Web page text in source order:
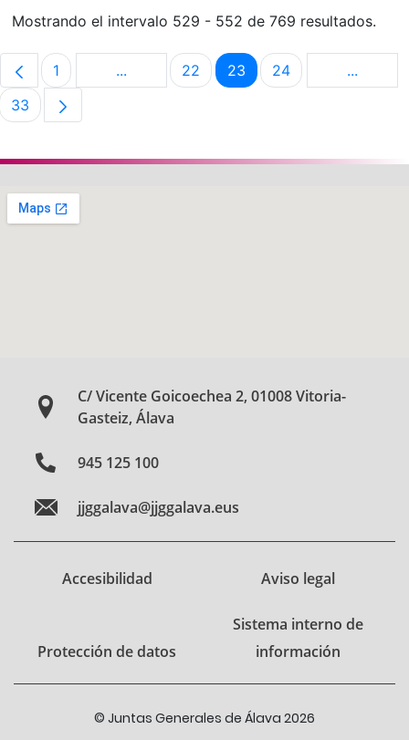
Mostrando el intervalo 529 - 552 de 769 resultados.
Página
1 ...Páginas intermedias Use TAB para
Página
22 Página
23 Página
24 ...
Página
33
C/ Vicente Goicoechea 2, 01008 Vitoria-
Gasteiz, Álava
945 125 100
jjggalava@jjggalava.eus
Accesibilidad Aviso legal
Protección de datos
Sistema interno de
información
© Juntas Generales de Álava 2026